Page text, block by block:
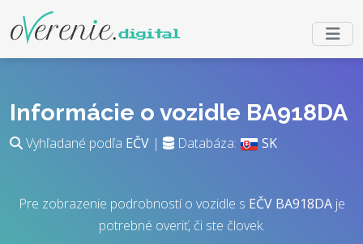
Informácie o vozidle BA918DA
Vyhľadané podľa EČV | Databáza: SK
Pre zobrazenie podrobností o vozidle s EČV BA918DAje
potrebné overiť, či ste človek.